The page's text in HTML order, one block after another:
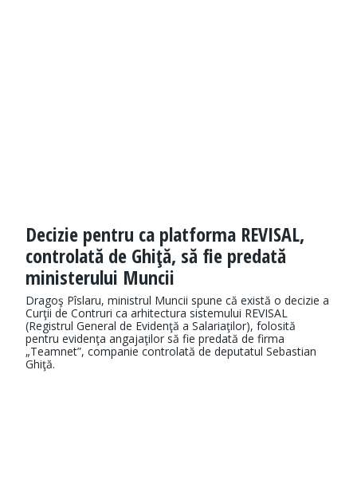
Decizie pentru ca platforma REVISAL,
controlată de Ghiţă, să fie predată
ministerului Muncii
Dragoş Pîslaru, ministrul Muncii spune că există o decizie a
Curţii de Contruri ca arhitectura sistemului REVISAL
(Registrul General de Evidenţă a Salariaţilor), folosită
pentru evidenţa angajaţilor să fie predată de firma
„Teamnet”, companie controlată de deputatul Sebastian
Ghiţă.